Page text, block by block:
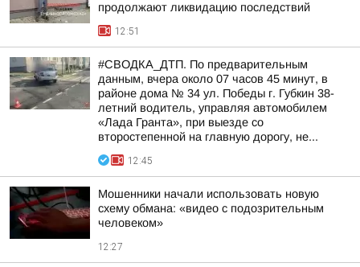
продолжают ликвидацию последствий
12:51
#СВОДКА_ДТП. По предварительным
данным, вчера около 07 часов 45 минут, в
районе дома № 34 ул. Победы г. Губкин 38-
летний водитель, управляя автомобилем
«Лада Гранта», при выезде со
второстепенной на главную дорогу, не...
12:45
Мошенники начали использовать новую
схему обмана: «видео с подозрительным
человеком»
12:27